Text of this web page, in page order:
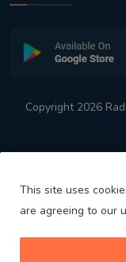
Copyright 2026
This site uses
are agreeing to our